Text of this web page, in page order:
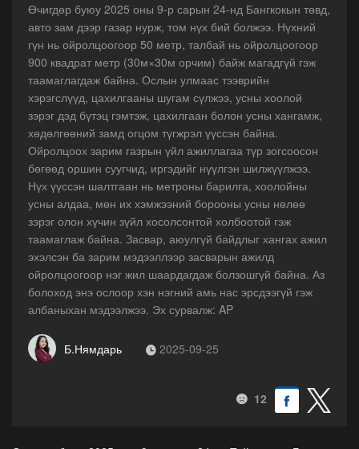
Өчигдөр буюу 2025 оны 9-р сарын 24-нд Бангкокын төвд,
авто зам дээр газар нурж, том нүх бий болжээ. Нүхний
гүн нь ойролцоогоор 50 метр, талбай нь ойролцоогоор
900 квадрат метр (30м×30м орчим) байж магадгүй гэж
таамаглагдаж байна. Ослын улмаас тээврийн
хэрэгслүүд, цахилгааны шугам сүлжээ, усны хоолой
зэрэг дэд бүтэц гэмтэж, цахилгаан болон усны хангамж,
хөдөлгөөний замд огцом түгжрэл үүссэн байна.
Ойролцоох зарим газрын үйл ажиллагаа түр зогсоосон
бөгөөд оршин суугчид, иргэдийг нүүлгэн шилжүүлжээ.
Нүх үүссэн шалтгаан нь метроны барилга, хоолойны
усны алдаа, мөн их хэмжээний борооны усны нөлөө
зэрэг олон хүчин зүйл хосолсонтой холбоотой гэж
таамаглаж байна. Засвар, аюулгүй байдлыг хангах ажил
эхэлсэн ба зарим мэдээллээр засварын ажилд
ойролцоогоор нэг жил шаардагдаж болзошгүй байна. Аз
болоход энэ ослоор хэн нэгний амь нас эрсдээгүй гэж
албаныхан мэдээлжээ. Эх сурвалж: AP
Б.Нямдарь 2025-09-25
12